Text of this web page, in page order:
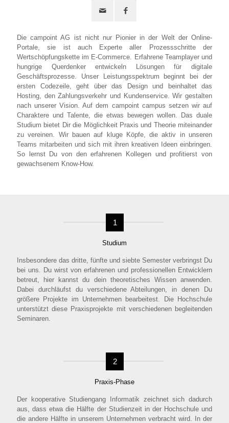
Die campoint AG ist nicht nur Pionier in der Welt der Online-
Portale, sie ist auch Experte aller Prozessschritte der
Wertschöpfungskette im E-Commerce. Erfahrene Teamplayer und
hungrige Querdenker entwickeln Lösungen für digitale
Geschäftsprozesse. Unser Leistungsspektrum beginnt bei der
ersten Codezeile, geht über das Design und beinhaltet das
Hosting, den Zahlungsverkehr und Kundenservice. Wir gestalten
nach unserer Vision. Auf dem campoint campus setzen wir auf
Charaktere und Talente, die etwas bewegen wollen. Das duale
Studium bietet Dir die Möglichkeit Praxis und Theorie miteinander
zu vereinen. Wir bauen auf kluge Köpfe, die aktiv in unseren
Teams mitarbeiten und sich mit ihren kreativen Ideen einbringen.
So lernst Du von den erfahrenen Kollegen und profitierst von
gewachsenem Know-How.
1
Studium
Insbesondere das dritte, fünfte und siebte Semester verbringst Du
bei uns. Du wirst von erfahrenen und professionellen Entwicklern
betreut, hier kannst du dein theoretisches Wissen anwenden.
Dabei durchläufst du verschiedene Abteilungen, in denen Du
größere Projekte im Unternehmen bearbeitest. Die Hochschule
unterstützt diese Praxisprojekte mit verschiedenen begleitenden
Seminaren.
2
Praxis-Phase
Der kooperative Studiengang Informatik zeichnet sich dadurch
aus, dass etwa die Hälfte der Studienzeit in der Hochschule und
die andere Hälfte in unserem Unternehmen verbracht wird. In der